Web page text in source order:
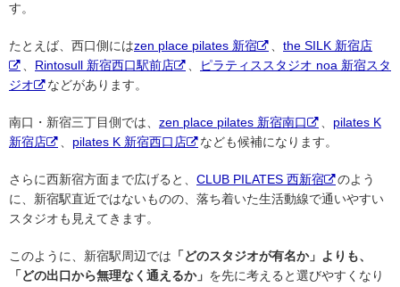
す。
たとえば、西口側にはzen place pilates 新宿
the SILK 新宿店
Rintosull 新宿西口駅前店
ピラティススタジオ noa 新宿スタ
ジオ
などがあります。
南口・新宿三丁目側では、 zen place pilates 新宿南口
pilates K
新宿店
pilates K 新宿西口店 なども候補になります。
さらに西新宿方面まで広げると、 CLUB PILATES 西新宿
のよう
に、新宿駅直近ではないものの、落ち着いた生活動線で通いやすい
スタジオも見えてきます。
このように、新宿駅周辺では 「どのスタジオが有名か」よりも、
「どの出口から無理なく通えるか」 を先に考えると選びやすくなり